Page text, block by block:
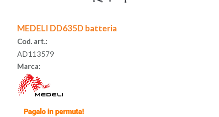
MEDELI DD635D batteria
Cod. art.:
AD113579
Marca: